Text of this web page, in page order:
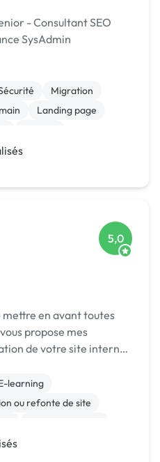
- Consultant SEO
SysAdmin
Migration
Landing page
5,0
en avant toutes
propose mes
de votre site internet
profession
learning
ou refonte de site